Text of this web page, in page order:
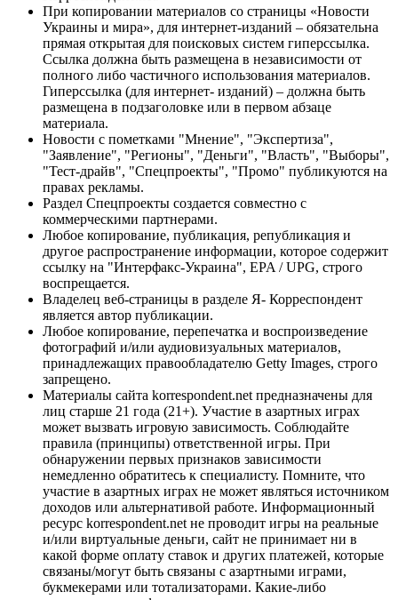
При копировании материалов со страницы «Новости
Украины и мира», для интернет-изданий – обязательна
прямая открытая для поисковых систем гиперссылка.
Ссылка должна быть размещена в независимости от
полного либо частичного использования материалов.
Гиперссылка (для интернет- изданий) – должна быть
размещена в подзаголовке или в первом абзаце
материала.
Новости с пометками "Мнение", "Экспертиза",
"Заявление", "Регионы", "Деньги", "Власть", "Выборы",
"Тест-драйв", "Спецпроекты", "Промо" публикуются на
правах рекламы.
Раздел Спецпроекты создается совместно с
коммерческими партнерами.
Любое копирование, публикация, републикация и
другое распространение информации, которое содержит
ссылку на "Интерфакс-Украина", EPA / UPG, строго
воспрещается.
Владелец веб-страницы в разделе Я- Корреспондент
является автор публикации.
Любое копирование, перепечатка и воспроизведение
фотографий и/или аудиовизуальных материалов,
принадлежащих правообладателю Getty Images, строго
запрещено.
Материалы сайта korrespondent.net предназначены для
лиц старше 21 года (21+). Участие в азартных играх
может вызвать игровую зависимость. Соблюдайте
правила (принципы) ответственной игры. При
обнаружении первых признаков зависимости
немедленно обратитесь к специалисту. Помните, что
участие в азартных играх не может являться источником
доходов или альтернативой работе. Информационный
ресурс korrespondent.net не проводит игры на реальные
и/или виртуальные деньги, сайт не принимает ни в
какой форме оплату ставок и других платежей, которые
связаны/могут быть связаны с азартными играми,
букмекерами или тотализаторами. Какие-либо